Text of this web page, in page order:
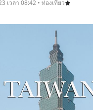
เวลา 08:42 • ท่องเที่ยว